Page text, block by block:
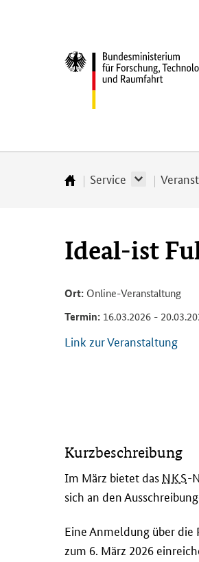
(Eingabetaste)
(Eingabetaste)
(Eingabetaste)
Bundesministerium
und
Raumfahrt
Startseite
Service
Ideal-ist
Ort: Online-Veranstaltung
Termin: 16.03.2026 -
Link zur Veranstaltung
m
M
ä
z
b
Kurzbeschreibung
Im März bietet das NKS-
sich an den
Eine Anmeldung über
zum 6. März 2026